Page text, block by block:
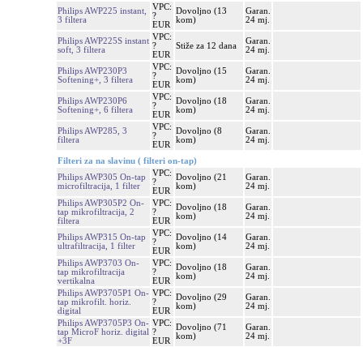
Philips AWP225 instant,
3 filtera
VPC:
?
EUR
Dovoljno (13
kom)
Garan.
24 mj.
Philips AWP225S instant
soft, 3 filtera
VPC:
?
EUR
Stiže za 12 dana
Garan.
24 mj.
Philips AWP230P3
Softening+, 3 filtera
VPC:
?
EUR
Dovoljno (15
kom)
Garan.
24 mj.
Philips AWP230P6
Softening+, 6 filtera
VPC:
?
EUR
Dovoljno (18
kom)
Garan.
24 mj.
Philips AWP285, 3
filtera
VPC:
?
EUR
Dovoljno (8
kom)
Garan.
24 mj.
Filteri za na slavinu ( filteri on-tap)
Philips AWP305 On-tap
microfiltracija, 1 filter
VPC:
?
EUR
Dovoljno (21
kom)
Garan.
24 mj.
Philips AWP305P2 On-
tap mikrofiltracija, 2
filtera
VPC:
?
EUR
Dovoljno (18
kom)
Garan.
24 mj.
Philips AWP315 On-tap
ultrafiltracija, 1 filter
VPC:
?
EUR
Dovoljno (14
kom)
Garan.
24 mj.
Philips AWP3703 On-
tap mikrofiltracija
vertikalna
VPC:
?
EUR
Dovoljno (18
kom)
Garan.
24 mj.
Philips AWP3705P1 On-
tap mikrofilt. horiz.
digital
VPC:
?
EUR
Dovoljno (29
kom)
Garan.
24 mj.
Philips AWP3705P3 On-
tap MicroF horiz. digital
+3F
VPC:
?
EUR
Dovoljno (71
kom)
Garan.
24 mj.